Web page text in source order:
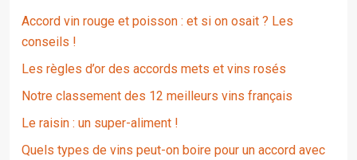
Accord vin rouge et poisson : et si on osait ? Les
conseils !
Les règles d’or des accords mets et vins rosés
Notre classement des 12 meilleurs vins français
Le raisin : un super-aliment !
Quels types de vins peut-on boire pour un accord avec